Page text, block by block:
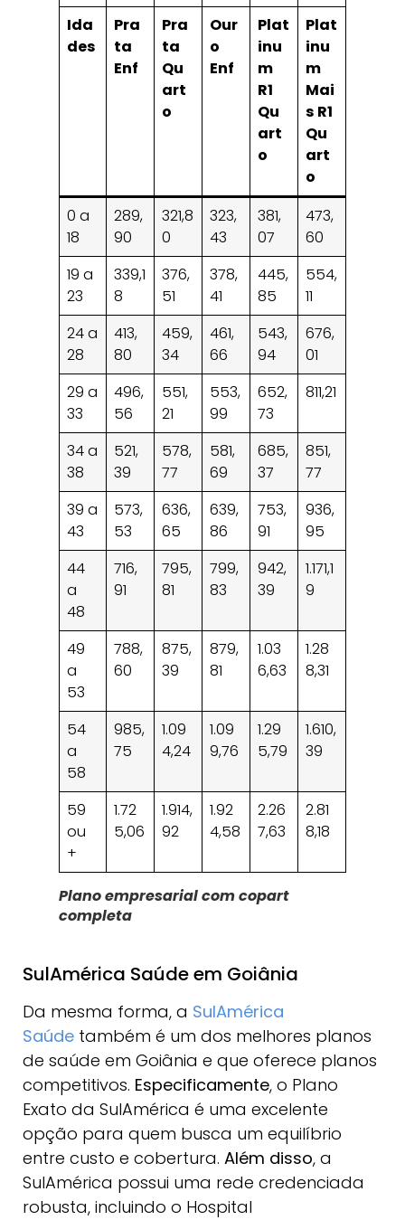
Ida
des
Pra
ta
Enf
Pra
ta
Qu
art
o
Our
o
Enf
Plat
inu
m
R1
Qu
art
o
Plat
inu
m
Mai
s R1
Qu
art
o
0 a
18
289,
90
321,8
0
323,
43
381,
07
473,
60
19 a
23
339,1
8
376,
51
378,
41
445,
85
554,
11
24 a
28
413,
80
459,
34
461,
66
543,
94
676,
01
29 a
33
496,
56
551,
21
553,
99
652,
73
811,21
34 a
38
521,
39
578,
77
581,
69
685,
37
851,
77
39 a
43
573,
53
636,
65
639,
86
753,
91
936,
95
44
a
48
716,
91
795,
81
799,
83
942,
39
1.171,1
9
49
a
53
788,
60
875,
39
879,
81
1.03
6,63
1.28
8,31
54
a
58
985,
75
1.09
4,24
1.09
9,76
1.29
5,79
1.610,
39
59
ou
+
1.72
5,06
1.914,
92
1.92
4,58
2.26
7,63
2.81
8,18
Plano empresarial com copart
completa
SulAmérica Saúde em Goiânia
Da mesma forma, a SulAmérica
Saúde também é um dos melhores planos
de saúde em Goiânia e que oferece planos
competitivos. Especificamente, o Plano
Exato da SulAmérica é uma excelente
opção para quem busca um equilíbrio
entre custo e cobertura. Além disso, a
SulAmérica possui uma rede credenciada
robusta, incluindo o Hospital